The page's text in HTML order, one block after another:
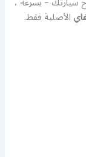
الأصلية فقط.